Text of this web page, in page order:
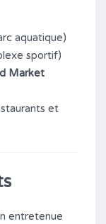
aquatique)
sportif)
Market
et
entretenue